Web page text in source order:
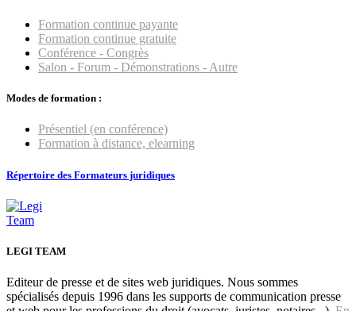
Formation continue payante
Formation continue gratuite
Conférence - Congrès
Salon - Forum - Démonstrations - Autre
Modes de formation :
Présentiel (en conférence)
Formation à distance, elearning
Répertoire des Formateurs juridiques
LEGI TEAM
Editeur de presse et de sites web juridiques. Nous sommes
spécialisés depuis 1996 dans les supports de communication presse